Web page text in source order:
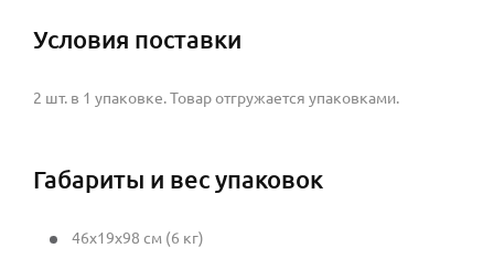
Условия поставки
2 шт. в 1 упаковке. Товар отгружается упаковками.
Габариты и вес упаковок
46x19x98 см (6 кг)